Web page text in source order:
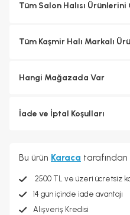
Tüm Salon Halısı Ürünlerini
Tüm Kaşmir Halı Markalı
Hangi Mağazada Var
İade ve İptal Koşulları
Bu ürün Karaca tarafından
2500 TL ve üzeri ücretsiz
14 gün içinde iade avantajı
Alışveriş Kredisi